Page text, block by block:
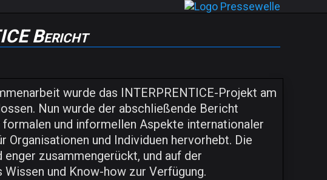
Bericht
wurde das INTERPRENTICE-Projekt am
Nun wurde der abschließende Bericht
und informellen Aspekte internationaler
Organisationen und Individuen hervorhebt. Die
zusammengerückt, und auf der
und Know-how zur Verfügung.